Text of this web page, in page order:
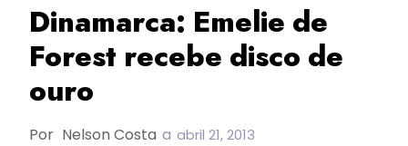
Dinamarca: Emelie de
Forest recebe disco de
ouro
Por Nelson Costa a abril 21, 2013